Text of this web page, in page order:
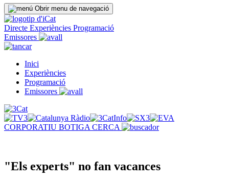
Obrir menu de navegació
Directe Experiències Programació
Emissores
Inici
Experiències
Programació
Emissores
CORPORATIU BOTIGA CERCA
"Els experts" no fan vacances